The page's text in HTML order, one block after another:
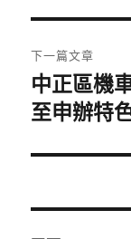
覽
文
章:
下一篇文章
下
一
文
中正區機
至申辦特